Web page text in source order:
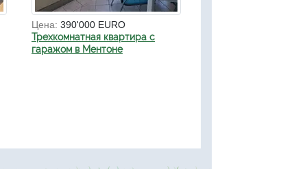
Цена: 390'000 EURO
Трехкомнатная квартира с
гаражом в Ментоне